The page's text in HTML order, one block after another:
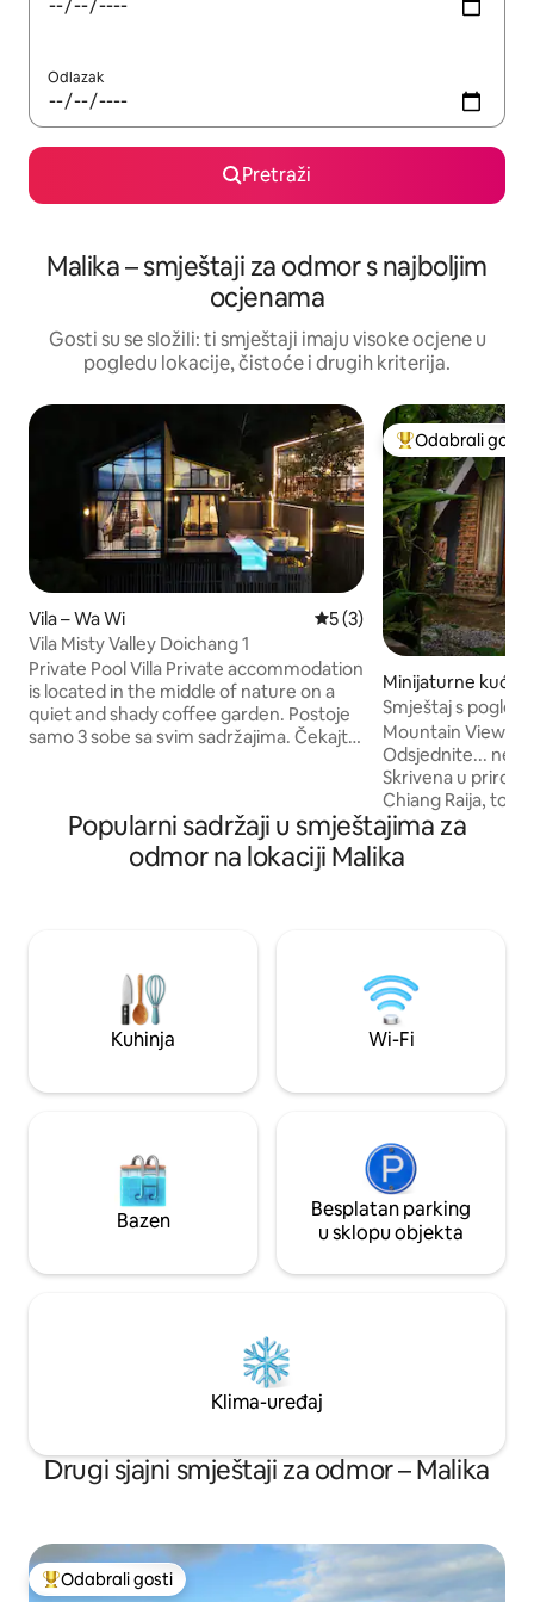
Odlazak
Pretraži
Malika – smještaji za odmor s najboljim
ocjenama
Gosti su se složili: ti smještaji imaju visoke ocjene u
pogledu lokacije, čistoće i drugih kriterija.
Vila – Wa Wi Prosječna ocjena: 5/5,
5 (3)
Vila Misty Valley Doichang 1
Private Pool Villa Private accommodation
is located in the middle of nature on a
quiet and shady coffee garden. Postoje
samo 3 sobe sa svim sadržajima. Čekajte
Changa. Kreirajte svoj odmor kao
poseban dan za obitelji, parove ili grupe
prijatelja zajedno s nama u Misty Valley-
Među najviše
Odabrali gosti
Minijaturne kuće
Smještaj s
Panibaan (B1)
Mountain View
Odsjednite...
Skrivena u
Chiang Raija, to je
tradicionalnim
u maloj četvrti
jednostavna i
samostojeće
drvene materijale
privatnim
Popularni sadržaji u smještajima za
odmor na lokaciji Malika
Kuhinja Wi-Fi
Bazen
Besplatan parking
u sklopu objekta
Klima-uređaj
Drugi sjajni smještaji za odmor – Malika
Među najviše rangiranima s oznakom „Odabrali gosti”
Odabrali gosti